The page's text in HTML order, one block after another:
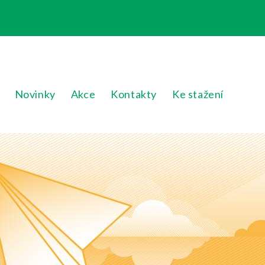
Novinky Akce Kontakty Ke stažení